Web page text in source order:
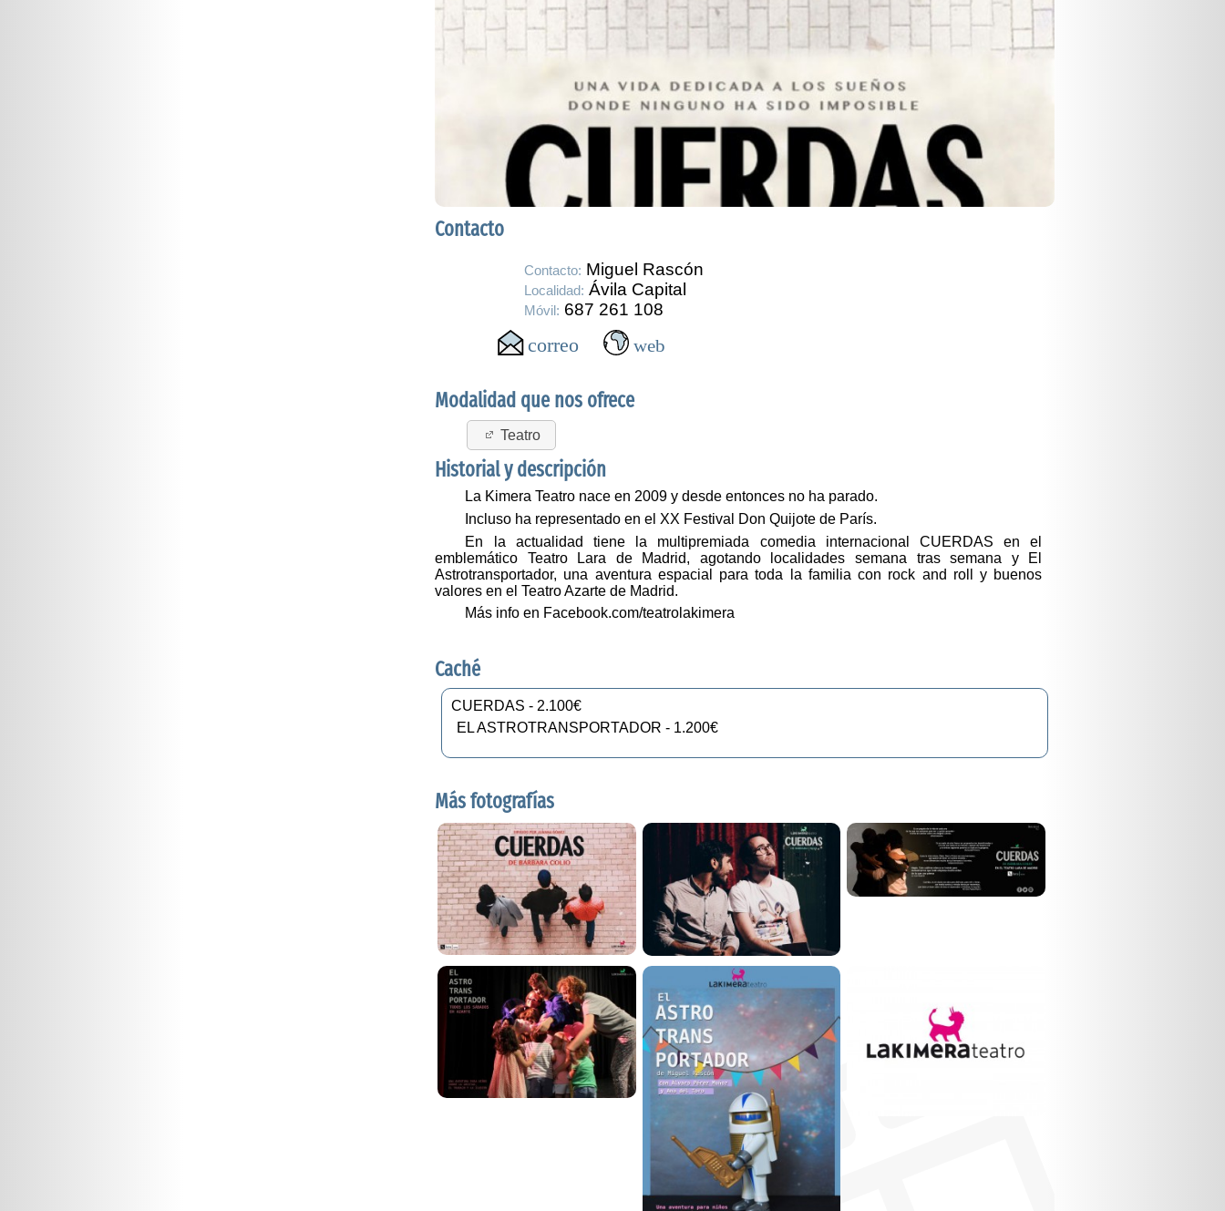
Contacto
Contacto: Miguel Rascón
Localidad: Ávila Capital
Móvil: 687 261 108
Modalidad que nos ofrece
Teatro
Historial y descripción
La Kimera Teatro nace en 2009 y desde entonces no ha parado.
Incluso ha representado en el XX Festival Don Quijote de París.
En la actualidad tiene la multipremiada comedia internacional CUERDAS en el
emblemático Teatro Lara de Madrid, agotando localidades semana tras semana y El
Astrotransportador, una aventura espacial para toda la familia con rock and roll y buenos
valores en el Teatro Azarte de Madrid.
Más info en Facebook.com/teatrolakimera
Caché
CUERDAS - 2.100€
EL ASTROTRANSPORTADOR - 1.200€
Más fotografías